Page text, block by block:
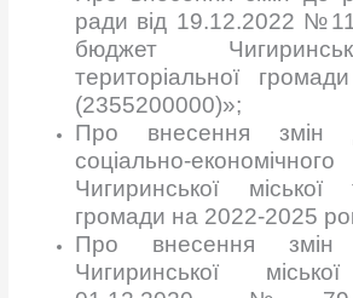
ради від 19.12.2022
бюджет
територіальної
(2355200000)»;
Про внесення змін
соціально-
Чигиринської міської
громади на 2022-2025
Про внесення
Чигиринської